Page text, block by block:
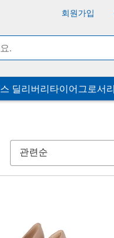
회원가입
딜리버리타이어그로서리